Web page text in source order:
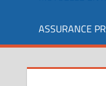
ASSURANCE